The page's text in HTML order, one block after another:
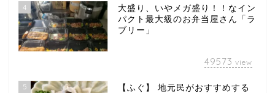
4
大盛り、いやメガ盛り！！なイン
パクト最大級のお弁当屋さん「ラ
ブリー」
49573 view
5
【ふぐ】 地元民がおすすめする